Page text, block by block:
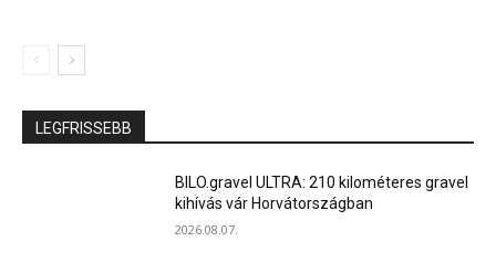
LEGFRISSEBB
BILO.gravel ULTRA: 210 kilométeres gravel
kihívás vár Horvátországban
2026.08.07.